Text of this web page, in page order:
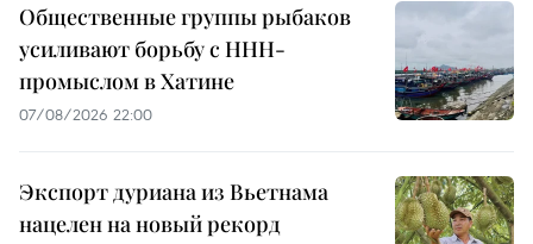
Общественные группы рыбаков
усиливают борьбу с ННН-
промыслом в Хатине
07/08/2026 22:00
Экспорт дуриана из Вьетнама
нацелен на новый рекорд